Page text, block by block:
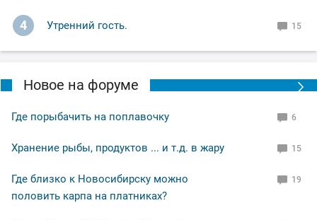
4 Утренний гость. 15
Новое на форуме
Где порыбачить на поплавочку 6
Хранение рыбы, продуктов ... и т.д. в жару 15
Где близко к Новосибирску можно
половить карпа на платниках?
19